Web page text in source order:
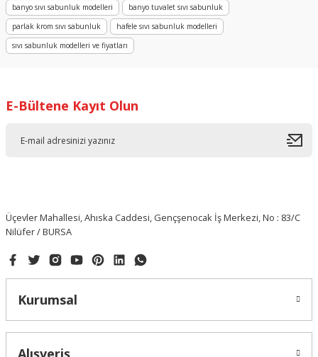
banyo sıvı sabunluk modelleri
banyo tuvalet sıvı sabunluk
parlak krom sıvı sabunluk
hafele sıvı sabunluk modelleri
sıvı sabunluk modelleri ve fiyatları
E-Bültene Kayıt Olun
Üçevler Mahallesi, Ahıska Caddesi, Gençşenocak İş Merkezi, No : 83/C
Nilüfer / BURSA
Kurumsal
Alışveriş